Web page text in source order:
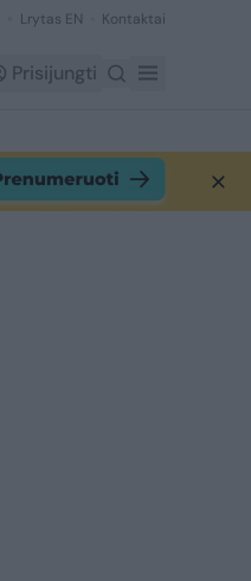
Lrytas EN Kontaktai
Prisijungti